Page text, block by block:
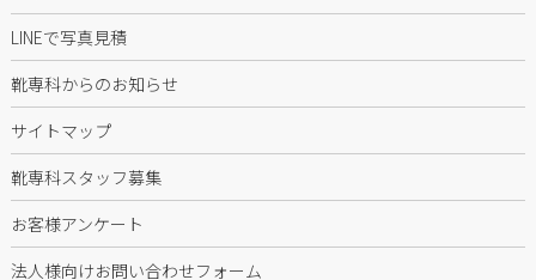
LINEで写真見積
靴専科からのお知らせ
サイトマップ
靴専科スタッフ募集
お客様アンケート
法人様向けお問い合わせフォーム